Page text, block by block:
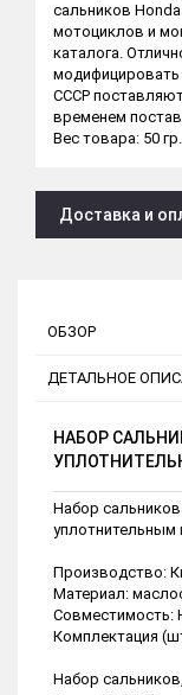
сальников
мотоциклов и
каталога.
модифицировать
СССР
временем
Вес товара: 50 гр.
Доставка и
ОБЗОР
ДЕТАЛЬНОЕ
НАБОР
Набор сальников
уплотнительным
Производство:
Материал:
Совместимость:
Комплектация
Набор